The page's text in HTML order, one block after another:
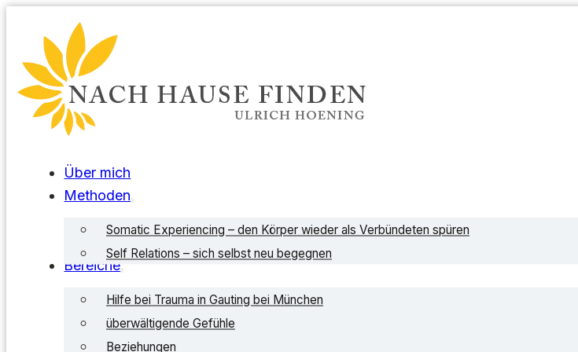
Über mich
Methoden
Somatic Experiencing – den Körper wieder als Verbündeten spüren
Self Relations – sich selbst neu begegnen
Bereiche
Hilfe bei Trauma in Gauting bei München
überwältigende Gefühle
Beziehungen